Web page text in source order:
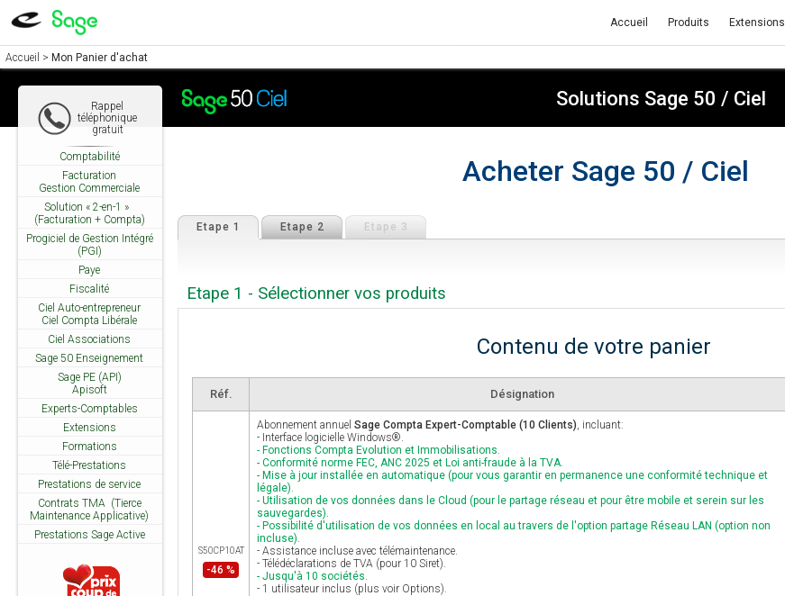
Accueil Produits Extensions
Accueil > Mon Panier d'achat
Solutions Sage 50 / Ciel
Rappel
téléphonique
gratuit
Comptabilité
Facturation
Gestion Commerciale
Solution « 2-en-1 »
(Facturation + Compta)
Progiciel de Gestion Intégré
(PGI)
Paye
Fiscalité
Ciel Auto-entrepreneur
Ciel Compta Libérale
Ciel Associations
Sage 50 Enseignement
Sage PE (API)
Apisoft
Experts-Comptables
Extensions
Formations
Télé-Prestations
Prestations de service
Contrats TMA (Tierce
Maintenance Applicative)
Prestations Sage Active
Acheter Sage 50 / Ciel
Etape 1 Etape 2 Etape 3
Etape 1 - Sélectionner vos produits
Contenu de votre panier
Réf. Désignation
S50CP10AT
-46 %
Abonnement annuel Sage Compta Expert-Comptable (10 Clients), incluant:
- Interface logicielle Windows®.
- Fonctions Compta Evolution et Immobilisations.
- Conformité norme FEC, ANC 2025 et Loi anti-fraude à la TVA.
- Mise à jour installée en automatique (pour vous garantir en permanence une conformité technique et
légale).
- Utilisation de vos données dans le Cloud (pour le partage réseau et pour être mobile et serein sur les
sauvegardes).
- Possibilité d'utilisation de vos données en local au travers de l'option partage Réseau LAN (option non
incluse).
- Assistance incluse avec télémaintenance.
- Télédéclarations de TVA (pour 10 Siret).
- Jusqu'à 10 sociétés.
- 1 utilisateur inclus (plus voir Options).